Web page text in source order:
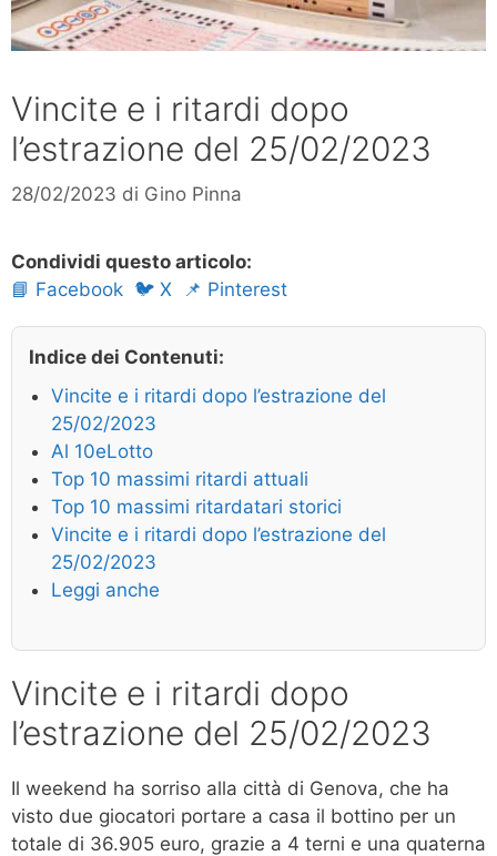
Vincite e i ritardi dopo
l’estrazione del 25/02/2023
28/02/2023 di Gino Pinna
Condividi questo articolo:
📘 Facebook 🐦 X 📌 Pinterest
Indice dei Contenuti:
Vincite e i ritardi dopo l’estrazione del
25/02/2023
Al 10eLotto
Top 10 massimi ritardi attuali
Top 10 massimi ritardatari storici
Vincite e i ritardi dopo l’estrazione del
25/02/2023
Leggi anche
Vincite e i ritardi dopo
l’estrazione del 25/02/2023
Il weekend ha sorriso alla città di Genova, che ha
visto due giocatori portare a casa il bottino per un
totale di 36.905 euro, grazie a 4 terni e una quaterna